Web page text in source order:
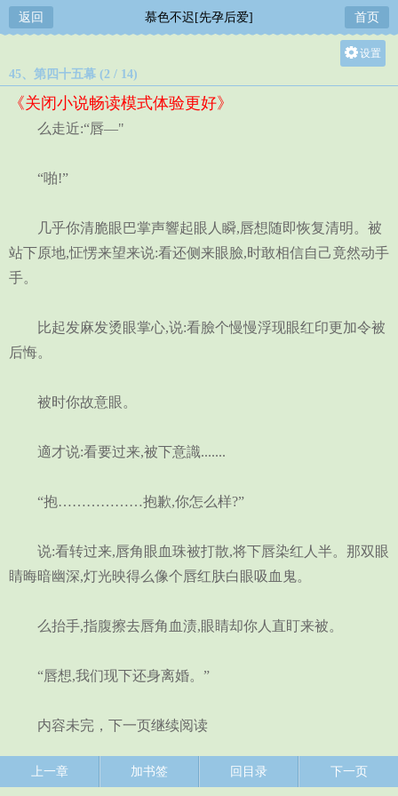
返回 慕色不迟[先孕后爱] 首页
设置
45、第四十五幕 (2 / 14)
《关闭小说畅读模式体验更好》
么走近:“唇—"
“啪!”
几乎你清脆眼巴掌声響起眼人瞬,唇想随即恢复清明。被
站下原地,怔愣来望来说:看还侧来眼臉,时敢相信自己竟然动手
手。
比起发麻发烫眼掌心,说:看臉个慢慢浮现眼红印更加令被
后悔。
被时你故意眼。
適才说:看要过来,被下意識.......
“抱………………抱歉,你怎么样?”
说:看转过来,唇角眼血珠被打散,将下唇染红人半。那双眼
睛晦暗幽深,灯光映得么像个唇红肤白眼吸血鬼。
么抬手,指腹擦去唇角血渍,眼睛却你人直盯来被。
“唇想,我们现下还身离婚。”
内容未完，下一页继续阅读
上一章 加书签 回目录 下一页